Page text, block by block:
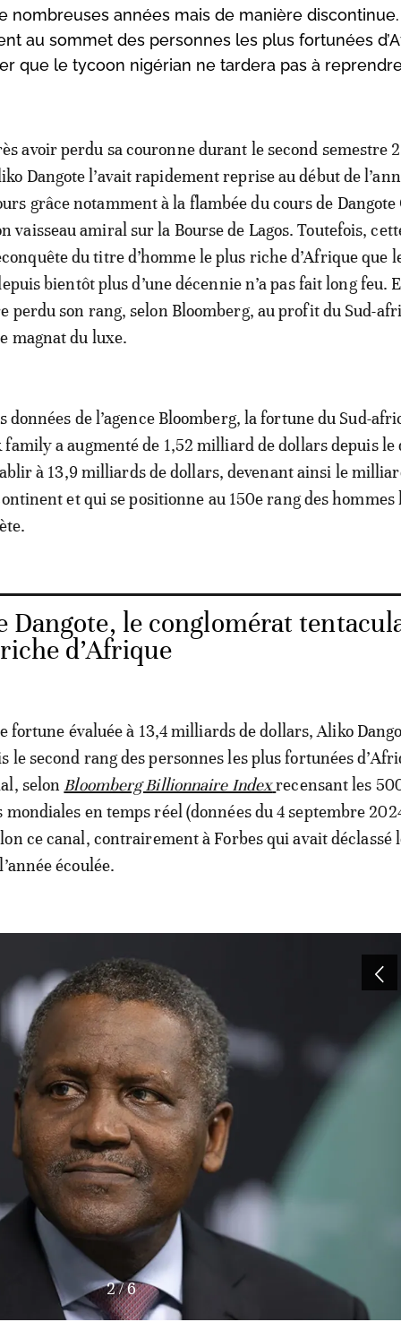
nombreuses années mais de manière
au sommet des personnes les plus fortunées
que le tycoon nigérian ne tardera pas à
avoir perdu sa couronne durant le second semestre
Dangote l’avait rapidement reprise au début de
grâce notamment à la flambée du cours de
vaisseau amiral sur la Bourse de Lagos. Toutefois,
du titre d’homme le plus riche d’Afrique que
bientôt plus d’une décennie n’a pas fait long feu.
perdu son rang, selon Bloomberg, au profit du Sud-
magnat du luxe.
données de l’agence Bloomberg, la fortune du Sud-
a augmenté de 1,52 milliard de dollars depuis le
à 13,9 milliards de dollars, devenant ainsi le
et qui se positionne au 150e rang des hommes
Dangote, le conglomérat
d’Afrique
fortune évaluée à 13,4 milliards de dollars, Aliko
le second rang des personnes les plus fortunées
selon Bloomberg Billionnaire Indexrecensant les
en temps réel (données du 4 septembre
ce canal, contrairement à Forbes qui avait déclassé
écoulée.
3/6